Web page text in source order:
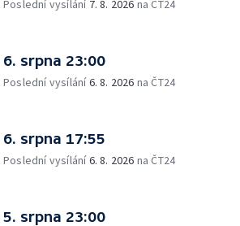
Poslední vysílání 7. 8. 2026 na ČT24
6. srpna 23:00
Poslední vysílání6. 8. 2026 na ČT24
6. srpna 17:55
Poslední vysílání6. 8. 2026 na ČT24
5. srpna 23:00